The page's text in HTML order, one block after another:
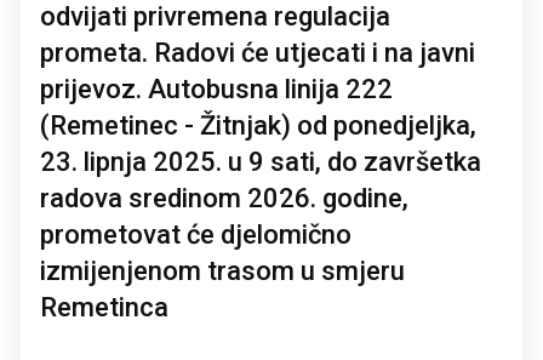
odvijati privremena regulacija
prometa. Radovi će utjecati i na javni
prijevoz. Autobusna linija 222
(Remetinec - Žitnjak) od ponedjeljka,
23. lipnja 2025. u 9 sati, do završetka
radova sredinom 2026. godine,
prometovat će djelomično
izmijenjenom trasom u smjeru
Remetinca